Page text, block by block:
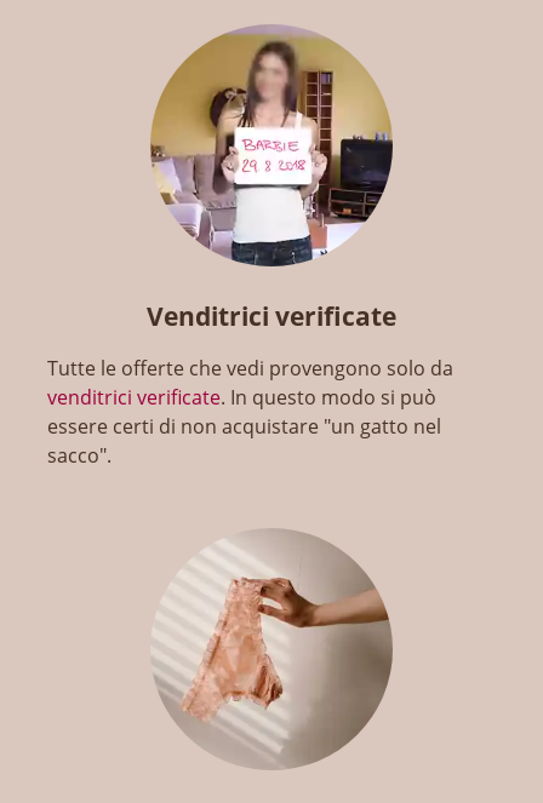
Venditrici verificate
Tutte le offerte che vedi provengono solo da
venditrici verificate. In questo modo si può
essere certi di non acquistare "un gatto nel
sacco".